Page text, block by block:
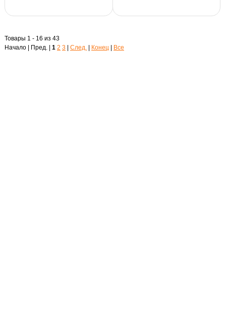
Товары 1 - 16 из 43
Начало | Пред. | 1 2 3 След. Конец Все